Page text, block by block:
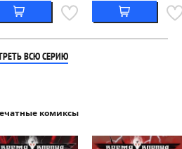
ВСЮ СЕРИЮ
комиксы